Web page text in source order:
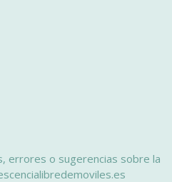
errores o sugerencias sobre la